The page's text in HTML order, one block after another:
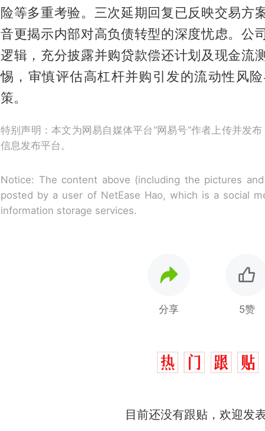
险等多重考验。三次延期回复已反映交易方
音更揭示内部对高负债转型的深度忧虑。公
逻辑，充分披露并购贷款偿还计划及现金流
惕，审慎评估高杠杆并购引发的流动性风
策。
特别声明：本文为网易自媒体平台“网易号”作者上传并发
信息发布平台。
Notice: The content above (including the pictures
posted by a user of NetEase Hao, which is a social
information storage services.
分享 5赞
目前还没有跟贴，欢迎发